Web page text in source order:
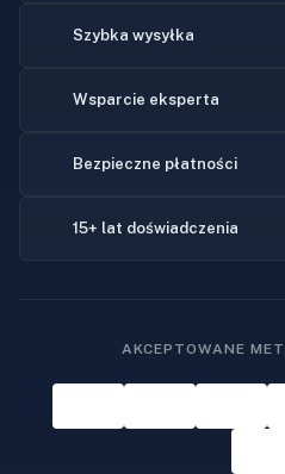
Szybka wysyłka
Wsparcie eksperta
Bezpieczne płatności
15+ lat doświadczenia
AKCEPTOWANE